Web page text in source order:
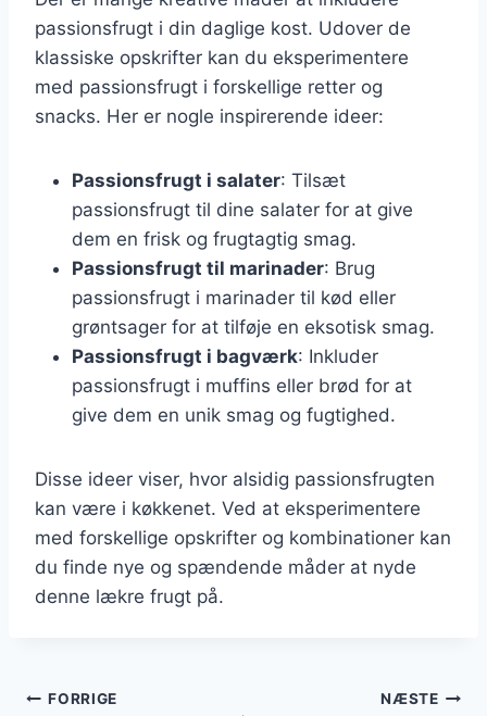
passionsfrugt i din daglige kost. Udover de
klassiske opskrifter kan du eksperimentere
med passionsfrugt i forskellige retter og
snacks. Her er nogle inspirerende ideer:
Passionsfrugt i salater: Tilsæt
passionsfrugt til dine salater for at give
dem en frisk og frugtagtig smag.
Passionsfrugt til marinader: Brug
passionsfrugt i marinader til kød eller
grøntsager for at tilføje en eksotisk smag.
Passionsfrugt i bagværk: Inkluder
passionsfrugt i muffins eller brød for at
give dem en unik smag og fugtighed.
Disse ideer viser, hvor alsidig passionsfrugten
kan være i køkkenet. Ved at eksperimentere
med forskellige opskrifter og kombinationer kan
du finde nye og spændende måder at nyde
denne lækre frugt på.
Indlægsnavigation
FORRIGE NÆSTE